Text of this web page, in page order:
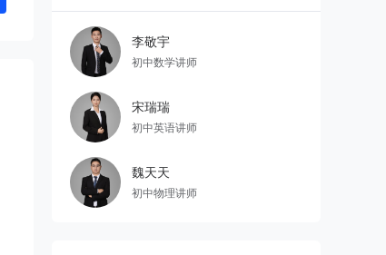
李敬宇
初中数学讲师
宋瑞瑞
初中英语讲师
魏天天
初中物理讲师